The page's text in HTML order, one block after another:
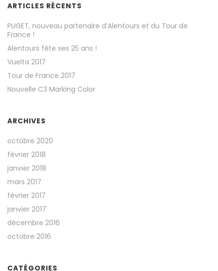
ARTICLES RÉCENTS
PUGET, nouveau partenaire d’Alentours et du Tour de
France !
Alentours fête ses 25 ans !
Vuelta 2017
Tour de France 2017
Nouvelle C3 Marking Color
ARCHIVES
octobre 2020
février 2018
janvier 2018
mars 2017
février 2017
janvier 2017
décembre 2016
octobre 2016
CATÉGORIES